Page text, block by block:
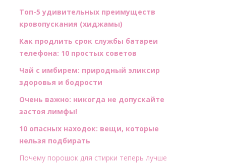
Топ-5 удивительных преимуществ
кровопускания (хиджамы)
Как продлить срок службы батареи
телефона: 10 простых советов
Чай с имбирем: природный эликсир
здоровья и бодрости
Очень важно: никогда не допускайте
застоя лимфы!
10 опасных находок: вещи, которые
нельзя подбирать
Почему порошок для стирки теперь лучше